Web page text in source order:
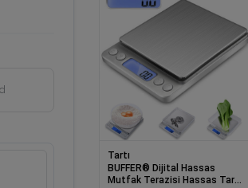
Tartı
BUFFER® Dijital Hassas
Mutfak Terazisi Hassas Tartı